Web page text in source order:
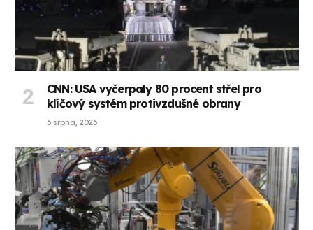
CNN: USA vyčerpaly 80 procent střel pro
klíčový systém protivzdušné obrany
6 srpna, 2026